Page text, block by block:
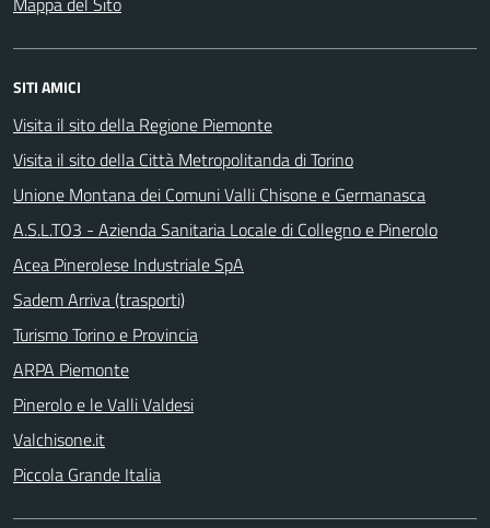
SITI AMICI
Visita il sito della Regione Piemonte
Visita il sito della Città Metropolitanda di Torino
Unione Montana dei Comuni Valli Chisone e Germanasca
A.S.L.TO3 - Azienda Sanitaria Locale di Collegno e Pinerolo
Acea Pinerolese Industriale SpA
Sadem Arriva (trasporti)
Turismo Torino e Provincia
ARPA Piemonte
Pinerolo e le Valli Valdesi
Valchisone.it
Piccola Grande Italia